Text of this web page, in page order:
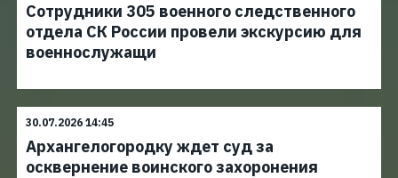
Сотрудники 305 военного следственного
отдела СК России провели экскурсию для
военнослужащи
30.07.2026 14:45
Архангелогородку ждет суд за
осквернение воинского захоронения